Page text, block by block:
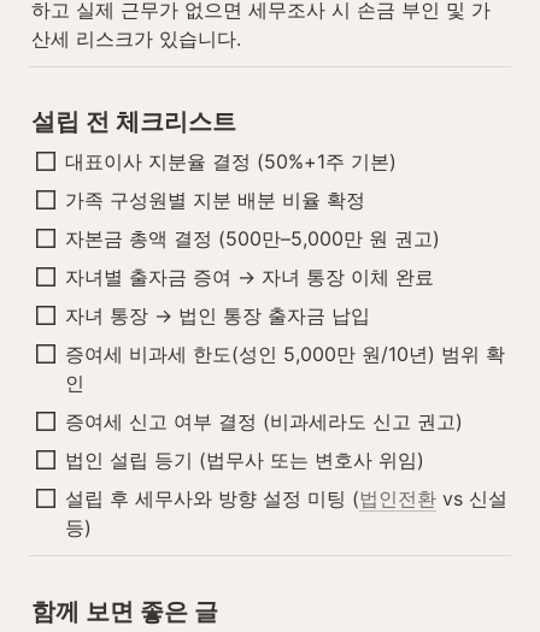
하고 실제 근무가 없으면 세무조사 시 손금 부인 및 가
산세 리스크가 있습니다.
설립 전 체크리스트
대표이사 지분율 결정 (50%+1주 기본)
가족 구성원별 지분 배분 비율 확정
자본금 총액 결정 (500만–5,000만 원 권고)
자녀별 출자금 증여 → 자녀 통장 이체 완료
자녀 통장 → 법인 통장 출자금 납입
증여세 비과세 한도(성인 5,000만 원/10년) 범위 확
인
증여세 신고 여부 결정 (비과세라도 신고 권고)
법인 설립 등기 (법무사 또는 변호사 위임)
설립 후 세무사와 방향 설정 미팅 (법인전환 vs 신설
등)
함께 보면 좋은 글